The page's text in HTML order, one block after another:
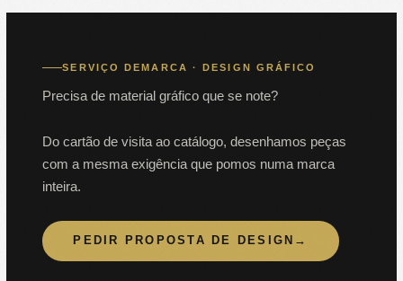
SERVIÇO DEMARCA · DESIGN GRÁFICO
Precisa de material gráfico que se note?
Do cartão de visita ao catálogo, desenhamos peças
com a mesma exigência que pomos numa marca
inteira.
PEDIR PROPOSTA DE DESIGN →